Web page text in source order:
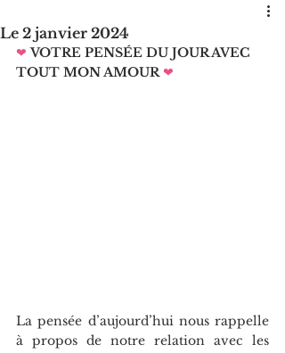
Le 2 janvier 2024
❤ VOTRE PENSÉE DU JOUR AVEC
TOUT MON AMOUR ❤
La pensée d’aujourd’hui nous rappelle
à propos de notre relation avec les